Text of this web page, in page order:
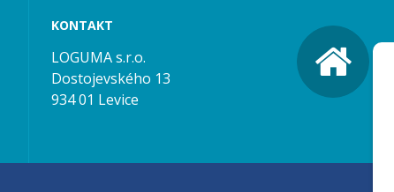
KONTAKT
LOGUMA s.r.o.
Dostojevského 13
934 01 Levice